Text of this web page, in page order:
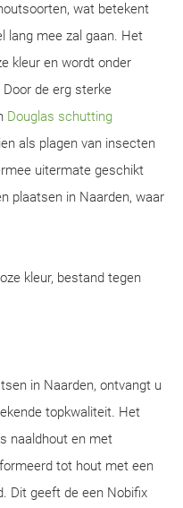
wat betekent
lang mee zal gaan. Het
kleur en wordt onder
de erg sterke
Douglas schutting
als plagen van insecten
uitermate geschikt
plaatsen in Naarden, waar
kleur, bestand tegen
in Naarden, ontvangt u
topkwaliteit. Het
naaldhout en met
tot hout met een
Dit geeft de een Nobifix